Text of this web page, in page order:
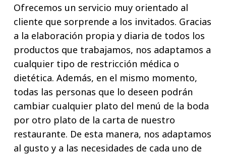
Ofrecemos un servicio muy orientado al
cliente que sorprende a los invitados. Gracias
a la elaboración propia y diaria de todos los
productos que trabajamos, nos adaptamos a
cualquier tipo de restricción médica o
dietética. Además, en el mismo momento,
todas las personas que lo deseen podrán
cambiar cualquier plato del menú de la boda
por otro plato de la carta de nuestro
restaurante. De esta manera, nos adaptamos
al gusto y a las necesidades de cada uno de